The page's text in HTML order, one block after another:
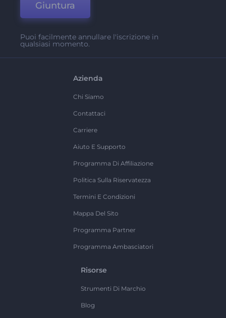
Giuntura
Puoi facilmente annullare l'iscrizione in
qualsiasi momento.
Azienda
Chi Siamo
Contattaci
Carriere
Aiuto E Supporto
Programma Di Affiliazione
Politica Sulla Riservatezza
Termini E Condizioni
Mappa Del Sito
Programma Partner
Programma Ambasciatori
Risorse
Strumenti Di Marchio
Blog